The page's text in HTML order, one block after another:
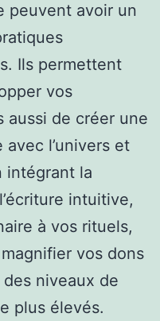
peuvent avoir un
Ils permettent
vos
aussi de créer une
l’univers et
intégrant la
intuitive,
à vos rituels,
vos dons
niveaux de
plus élevés.